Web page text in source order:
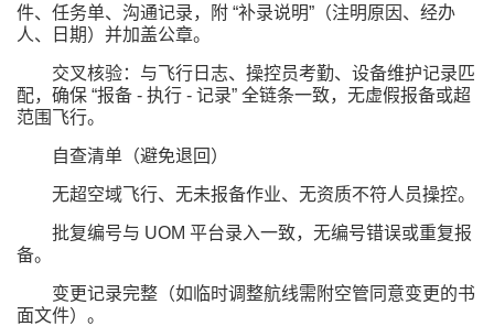
件、任务单、沟通记录，附 “补录说明”（注明原因、经办
人、日期）并加盖公章。
交叉核验：与飞行日志、操控员考勤、设备维护记录匹
配，确保 “报备 - 执行 - 记录” 全链条一致，无虚假报备或超
范围飞行。
自查清单（避免退回）
无超空域飞行、无未报备作业、无资质不符人员操控。
批复编号与 UOM 平台录入一致，无编号错误或重复报
备。
变更记录完整（如临时调整航线需附空管同意变更的书
面文件）。